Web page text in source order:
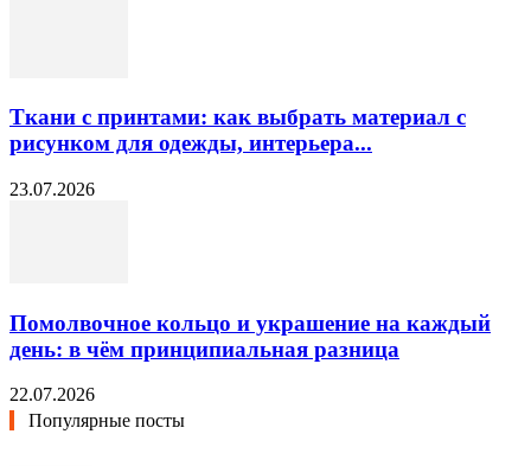
Ткани с принтами: как выбрать материал с
рисунком для одежды, интерьера...
23.07.2026
Помолвочное кольцо и украшение на каждый
день: в чём принципиальная разница
22.07.2026
Популярные посты